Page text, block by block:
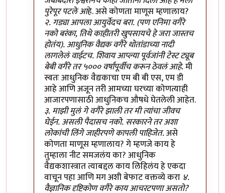
पुरेपूर पटले आहे. असे कोणता माणूस म्हणालाय?
२. गड्या आपला आयुर्वेदच बरा. (पण एनिमा वगैरे
नको बरंका, तिथे काहीतरी खुपसायचे हे जरा जास्तच
होतंय). आधुनिक वैद्यक वगैरे थोतांडाच्या नादी
लागलेलं वाईटच. शिवाय आप्ल्या पूर्वजांनी टेस्ट ट्यूब
बेबी वगैरे तर ५००० वर्षांपूर्वीच करून ठेवलं आहे.मी
स्वतः आधुनिक वैद्यकाचा एम बी बी एस, एम डी
आहे आणि अजून तरी आमच्या घरच्या कोणत्याही
आजारपणासाठी आधुनिकच औषधे घेतलेली आहेत.
३. माझी मुलं गे वगैरे झाली तर मी त्यांचा जीवच
घेईन. असली पैदासच नको. सरकारने तर अशा
लोकांची लिंगे जाहीरपणे कापली पाहिजेत.असे
कोणता माणूस म्हणालाय? गे म्हणजे काय हे
तुम्हाला नीट समजलंय का? आधुनिक
वैद्यकशास्त्रात त्याबद्दल काय लिहिलंय हे एकदा
वाचून पहा आणि मग अशी बेफाट वक्तव्ये करा ४.
वैज्ञानिक दृष्टिकोण वगैरे काय आचरटपणा असतो?